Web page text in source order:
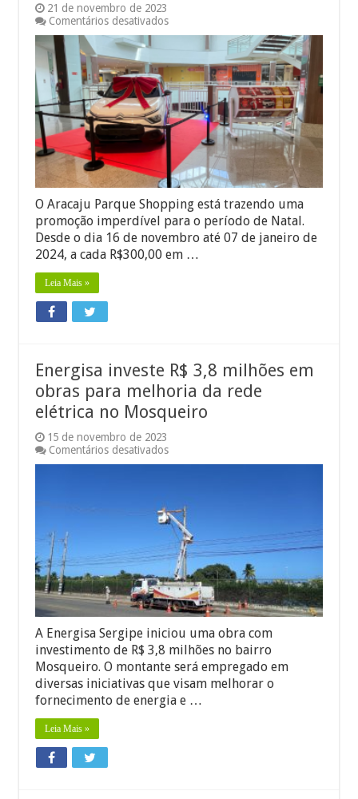
21 de novembro de 2023
Comentários desativadosem
Promoção
Sorte
Aracaju
Parque
Shopping”
sorteia
carro
Citröen
C3
0km
para
consumidores
em
campanha
inédita
O Aracaju Parque Shopping está trazendo uma
promoção imperdível para o período de Natal.
Desde o dia 16 de novembro até 07 de janeiro de
2024, a cada R$300,00 em …
Leia Mais »
Energisa investe R$ 3,8 milhões em
obras para melhoria da rede
elétrica no Mosqueiro
15 de novembro de 2023
Comentários desativadosem
Energisa
milhões
em
obras
para
melhoria
da
rede
elétrica
no
Mosqueiro
A Energisa Sergipe iniciou uma obra com
investimento de R$ 3,8 milhões no bairro
Mosqueiro. O montante será empregado em
diversas iniciativas que visam melhorar o
fornecimento de energia e …
Leia Mais »